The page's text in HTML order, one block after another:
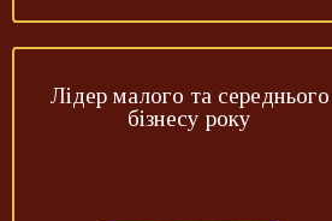
Лідер малого та середнього
бізнесу року